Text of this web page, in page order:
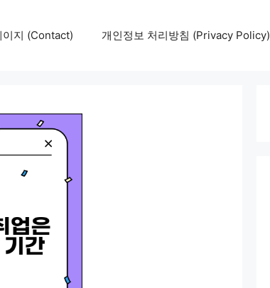
이지 (Contact) 개인정보 처리방침 (Privacy Policy)